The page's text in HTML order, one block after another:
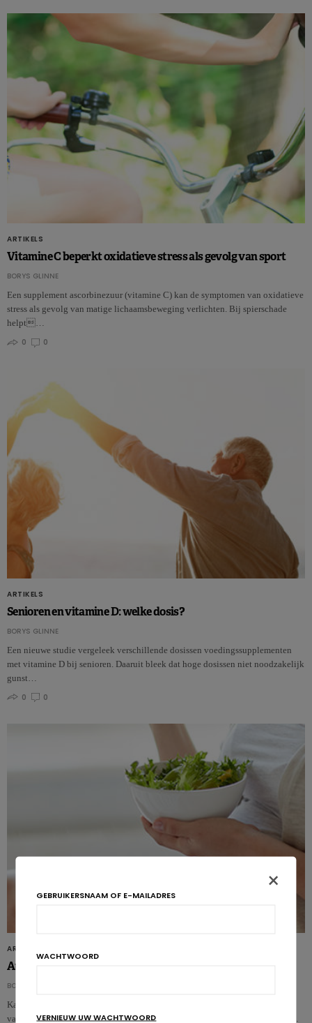
ARTIKELS
Vitamine C beperkt oxidatieve stress als gevolg van sport
BORYS GLINNE
Een supplement ascorbinezuur (vitamine C) kan de symptomen van oxidatieve
stress als gevolg van matige lichaamsbeweging verlichten. Bij spierschade
helpt…
0
0
ARTIKELS
Senioren en vitamine D: welke dosis?
BORYS GLINNE
Een nieuwe studie vergeleek verschillende dosissen voedingssupplementen
met vitamine D bij senioren. Daaruit bleek dat hoge dosissen niet noodzakelijk
gunst…
0
0
ARTIKELS
Autisme: kan voeding een rol spelen?
BORYS GLINNE
Kan voeding een rol spelen bij de preventie of voor een betere behandeling
van autisme? We maken de balans op van de verschillende benaderingen……
×
GEBRUIKERSNAAM OF E-MAILADRES
WACHTWOORD
VERNIEUW UW WACHTWOORD